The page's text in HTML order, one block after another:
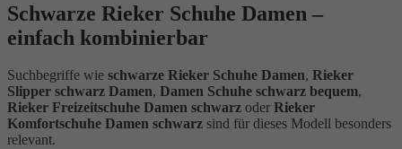
Schwarze Rieker Schuhe Damen –
einfach kombinierbar
Suchbegriffe wie schwarze Rieker Schuhe Damen, Rieker
Slipper schwarz Damen, Damen Schuhe schwarz bequem,
Rieker Freizeitschuhe Damen schwarz oder Rieker
Komfortschuhe Damen schwarz sind für dieses Modell besonders
relevant.